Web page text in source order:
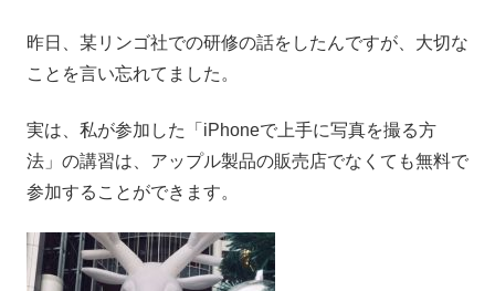
昨日、某リンゴ社での研修の話をしたんですが、大切な
ことを言い忘れてました。
実は、私が参加した「iPhoneで上手に写真を撮る方
法」の講習は、アップル製品の販売店でなくても無料で
参加することができます。